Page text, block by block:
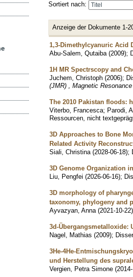
Sortiert nach:
Anzeige der Dokumente 1-
1,3-Dimethylcyanuric Acid
Abu-Salem, Qutaiba (2009);
1H MR Spectrscopy and
Juchem, Christoph (2006);
(JMR) , Magnetic
The 2010 Pakistan floods:
Viterbo, Francesca; Parodi,
Ressourcen, nicht
3D Approaches to Bone
Related Activity
Siali, Christina (2028-06-18);
3D Genome Organization
Liu, Pengfei (2026-06-16);
3D morphology of
taxonomy, phylogeny and
Ayvazyan, Anna (2021-10-22)
3d-Übergangsmetalloxide:
Nagel, Mathias (2009);
3He-4He-
und Herstellung des
Vergien, Petra Simone (